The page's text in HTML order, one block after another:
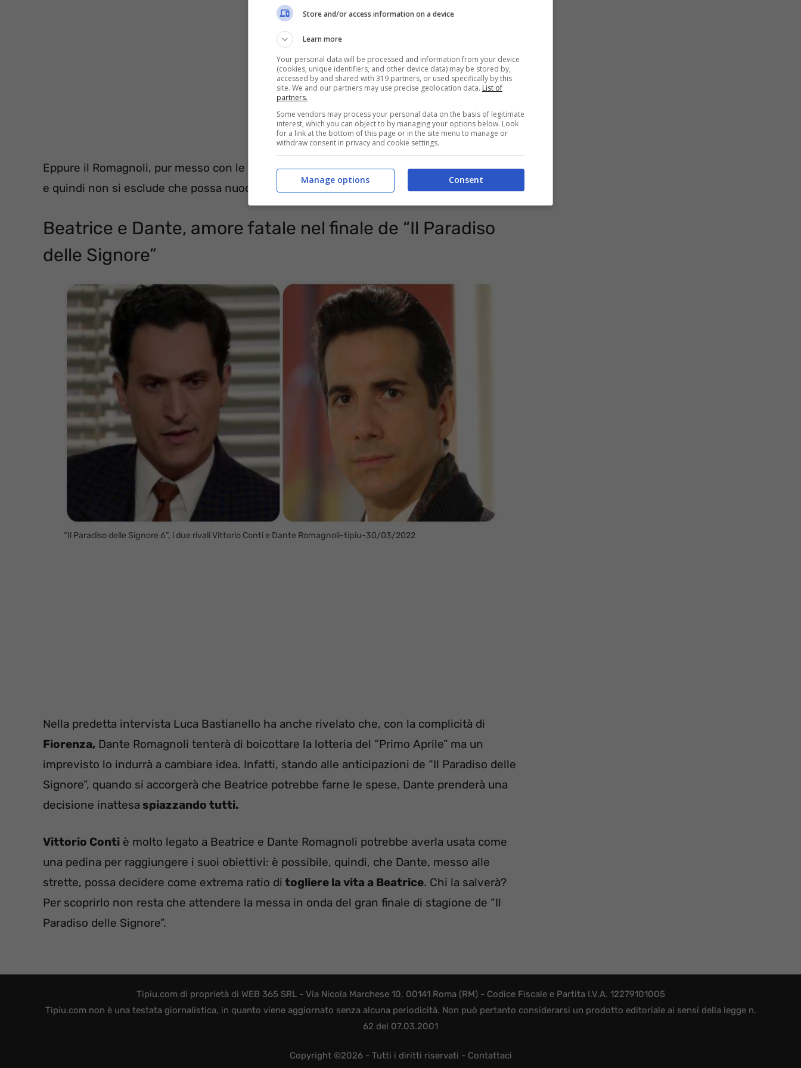
Eppure il Romagnoli, pur messo con le spalle al muro, non se ne starà con le mani in mano
e quindi non si esclude che possa nuocere a
. Che cosa avrà intenzione di fare?
Beatrice e Dante, amore fatale nel finale de “Il Paradiso
delle Signore”
“Il Paradiso delle Signore 6”, i due rivali Vittorio Conti e Dante Romagnoli-tipiu-30/03/2022
Nella predetta intervista Luca Bastianello ha anche rivelato che, con la complicità di
Fiorenza, Dante Romagnoli tenterà di boicottare la lotteria del “Primo Aprile” ma un
imprevisto lo indurrà a cambiare idea. Infatti, stando alle anticipazioni de “Il Paradiso delle
Signore”, quando si accorgerà che Beatrice potrebbe farne le spese, Dante prenderà una
decisione inattesa spiazzando tutti.
Vittorio Conti è molto legato a Beatrice e Dante Romagnoli potrebbe averla usata come
una pedina per raggiungere i suoi obiettivi: è possibile, quindi, che Dante, messo alle
strette, possa decidere come extrema ratio di togliere la vita a Beatrice. Chi la salverà?
Per scoprirlo non resta che attendere la messa in onda del gran finale di stagione de “Il
Paradiso delle Signore”.
Tipiu.com di proprietà di WEB 365 SRL - Via Nicola Marchese 10, 00141 Roma (RM) - Codice Fiscale e Partita I.V.A. 12279101005
Tipiu.com non è una testata giornalistica, in quanto viene aggiornato senza alcuna periodicità. Non può pertanto considerarsi un prodotto editoriale ai sensi della legge n.
62 del 07.03.2001
Copyright ©2026 - Tutti i diritti riservati - Contattaci
Store and/or access information on a device
Learn more
Your personal data will be processed and information from your device
(cookies, unique identifiers, and other device data) may be stored by,
accessed by and shared with 319 partners, or used specifically by this
site. We and our partners may use precise geolocation data. List of
partners.
Some vendors may process your personal data on the basis of legitimate
interest, which you can object to by managing your options below. Look
for a link at the bottom of this page or in the site menu to manage or
withdraw consent in privacy and cookie settings.
Consent
Manage options